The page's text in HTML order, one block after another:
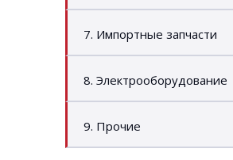
7. Импортные запчасти
8. Электрооборудование
9. Прочие